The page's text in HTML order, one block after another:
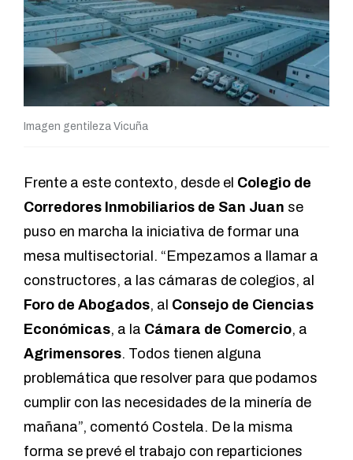
Imagen gentileza Vicuña
Frente a este contexto, desde el Colegio de
Corredores Inmobiliarios de San Juan se
puso en marcha la iniciativa de formar una
mesa multisectorial. “Empezamos a llamar a
constructores, a las cámaras de colegios, al
Foro de Abogados, al Consejo de Ciencias
Económicas, a la Cámara de Comercio, a
Agrimensores. Todos tienen alguna
problemática que resolver para que podamos
cumplir con las necesidades de la minería de
mañana”, comentó Costela. De la misma
forma se prevé el trabajo con reparticiones